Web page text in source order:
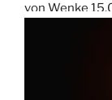
von Wenke